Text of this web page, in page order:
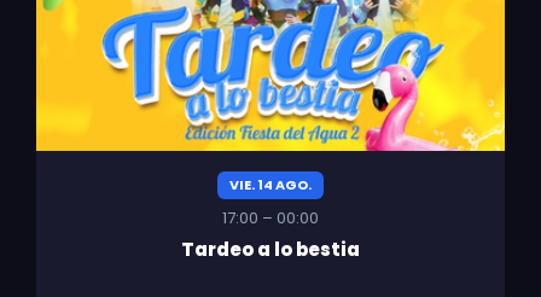
VIE. 14 AGO.
17:00 – 00:00
Tardeo a lo bestia